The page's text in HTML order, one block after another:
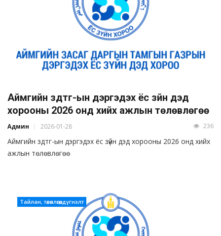
Аймгийн здтг-ын дэргэдэх ёс зүйн дэд
хорооны 2026 онд хийх ажлын төлөвлөгөө
Админ 2026-01-28 236
Аймгийн здтг-ын дэргэдэх ёс зүйн дэд хорооны 2026 онд хийх
ажлын төлөвлөгөө
Тайлан, төлөвлөгөө, дүгнэлт